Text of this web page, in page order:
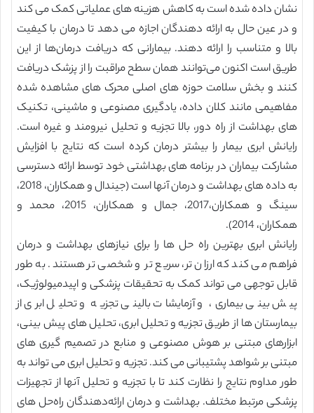
نشان داده شده است به کاهش هزینه های عملیاتی کمک می کند
و در عین حال به ارائه دهندگان اجازه می دهد تا درمان با کیفیت
بالا و متناسب را ارائه دهند. بیمارانی که دریافت درمان‌ها از این
طریق است اکنون می‌توانند همان سطح مراقبت را از پزشک دریافت
کنند و بخش سلامت حوزه های اصلی محرک های مشاهده شده
مفاهیمی مانند کلان داده، یادگیری مصنوعی و ماشینی، تکنیک
های بهداشت از راه دور، بالا تجزیه و تحلیل نیرومند و غیره است.
رایانش ابری بیمار را بیشتر درمان کرده است که نتایج با افزایش
مشارکت بیماران در برنامه های بهداشتی خود توسط ارائه دسترسی
به داده های بهداشت و درمان آنها است (جیندال و همکاران، 2018،
سینگ و همکاران،2017، جمال و همکاران، 2015، محمد و
همکاران، 2014).
رایانش ابری بهترین راه حل ها را برای نیازهای بهداشت و درمان
فراهم می کند که ارزان تر، سریع تر و شخصی تر هستند. به طور
قابل توجهی می تواند کمک به تحقیقات پزشکی و اپیدمیولوژیک،
پیش بینی بیماری، و آزمایشات بالینی تجزیه و تحلیل ابری از
بیمارستان ها از طریق تجزیه و تحلیل ابری، تحلیل های پیش بینی،
ابزارهای مبتنی بر هوش مصنوعی و منابع در تصمیم گیری های
مبتنی بر شواهد پشتیبانی می کند. تجزیه و تحلیل ابری می تواند به
طور مداوم نتایج را نظارت کند تا با تجزیه و تحلیل آنها از تجهیزات
پزشکی مرتبط مختلف. بهداشت و درمان ارائه‌دهندگان راه‌حل ‌های